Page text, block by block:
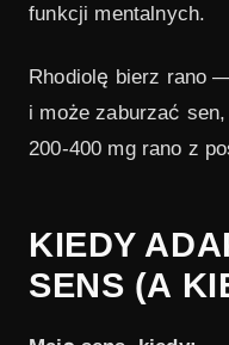
funkcji mentalnych.
Rhodiolę bierz rano
i może zaburzać
200-400 mg rano z
KIEDY
SENS (A